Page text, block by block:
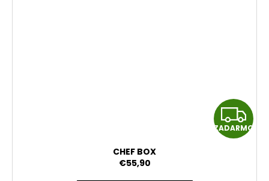
Z
A
ZADARMO
CHEF BOX
€55,90